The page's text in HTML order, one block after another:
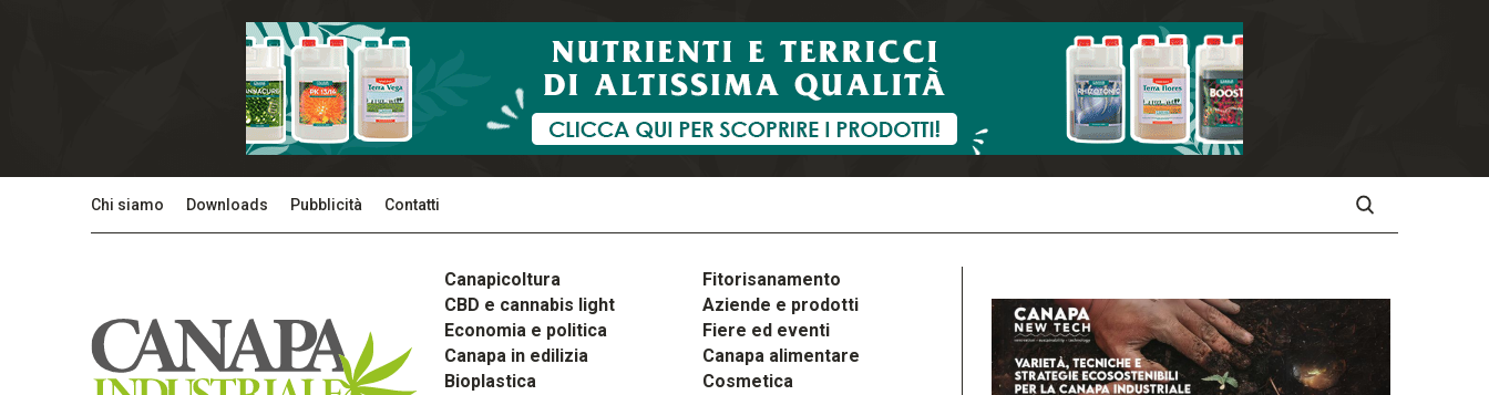
Chi siamo Downloads Pubblicità Contatti
Canapicoltura
Fitorisanamento
CBD e cannabis light
Aziende e prodotti
Economia e politica
Fiere ed eventi
Canapa in edilizia
Canapa alimentare
Bioplastica
Cosmetica